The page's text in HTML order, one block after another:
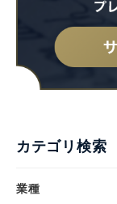
カテゴリ検索
業種